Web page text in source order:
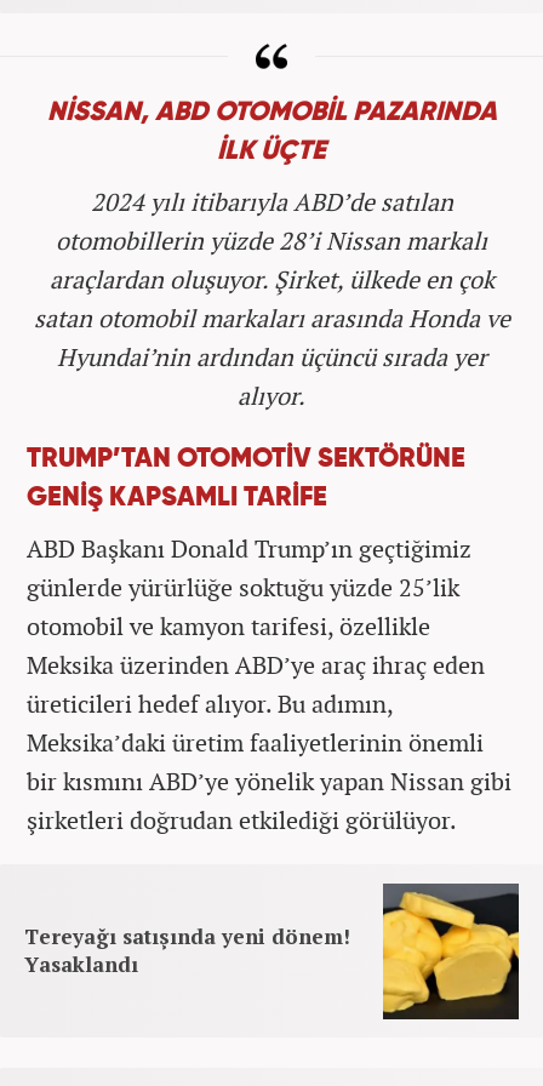
NİSSAN, ABD OTOMOBİL PAZARINDA
İLK ÜÇTE
2024 yılı itibarıyla ABD’de satılan
otomobillerin yüzde 28’i Nissan markalı
araçlardan oluşuyor. Şirket, ülkede en çok
satan otomobil markaları arasında Honda ve
Hyundai’nin ardından üçüncü sırada yer
alıyor.
TRUMP’TAN OTOMOTİV SEKTÖRÜNE
GENİŞ KAPSAMLI TARİFE
ABD Başkanı Donald Trump’ın geçtiğimiz
günlerde yürürlüğe soktuğu yüzde 25’lik
otomobil ve kamyon tarifesi, özellikle
Meksika üzerinden ABD’ye araç ihraç eden
üreticileri hedef alıyor. Bu adımın,
Meksika’daki üretim faaliyetlerinin önemli
bir kısmını ABD’ye yönelik yapan Nissan gibi
şirketleri doğrudan etkilediği görülüyor.
Tereyağı satışında yeni dönem!
Yasaklandı